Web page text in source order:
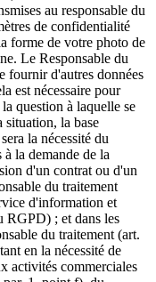
au responsable du
de confidentialité
forme de votre photo de
Le Responsable du
fournir d'autres données
est nécessaire pour
question à laquelle se
situation, la base
la nécessité du
la demande de la
d'un contrat ou d'un
du traitement
d'information et
RGPD) ; et dans les
du traitement (art.
en la nécessité de
activités commerciales